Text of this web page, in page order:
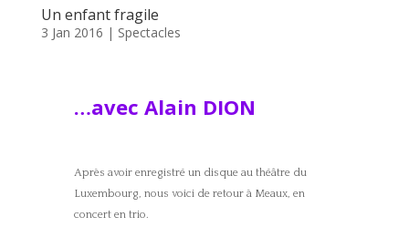
Un enfant fragile
3 Jan 2016 | Spectacles
…avec Alain DION
Après avoir enregistré un disque au théâtre du
Luxembourg, nous voici de retour à Meaux, en
concert en trio.